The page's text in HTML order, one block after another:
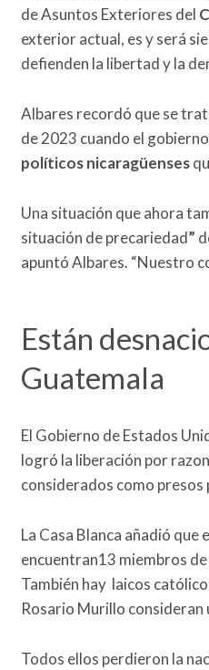
de Asuntos Exteriores del
exterior actual, es y será
defienden la libertad y la
Albares recordó que se
de 2023 cuando el
políticos nicaragüenses
Una situación que ahora
situación de precariedad”
apuntó Albares. “Nuestro
Están
Guatemala
El Gobierno de Estados
logró la liberación por
considerados como presos
La Casa Blanca añadió
encuentran13 miembros
También hay laicos
Rosario Murillo consideran
Todos ellos perdieron la